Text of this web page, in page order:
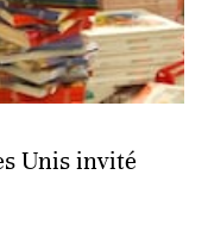
Unis invité